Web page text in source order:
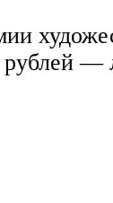
рублей —